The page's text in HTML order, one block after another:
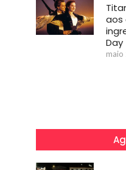
aos
Day
maio